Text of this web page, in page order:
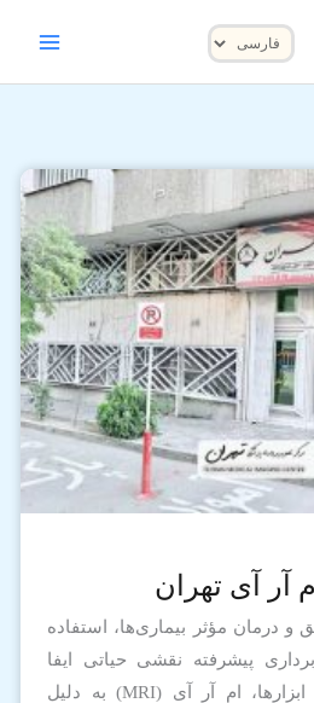
یک
زبان
کنید
آر آی تهران
درمان مؤثر بیماری‌ها، استفاده
پیشرفته نقشی حیاتی ایفا
می‌کند. در میان این ابزارها، ام آر آی (MRI) به دلیل